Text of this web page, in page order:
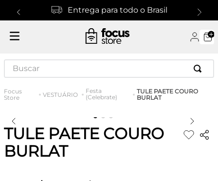
Entrega para todo o Brasil
Buscar
VESTUÁRIO
Festa
(Celebrate)
TULE PAETE COURO
BURLAT
TULE PAETE COURO
BURLAT